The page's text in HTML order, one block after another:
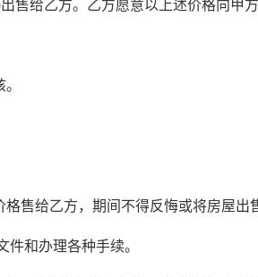
方。乙方愿意以上述价格向甲方
售给乙方，期间不得反悔或将房屋出
和办理各种手续。